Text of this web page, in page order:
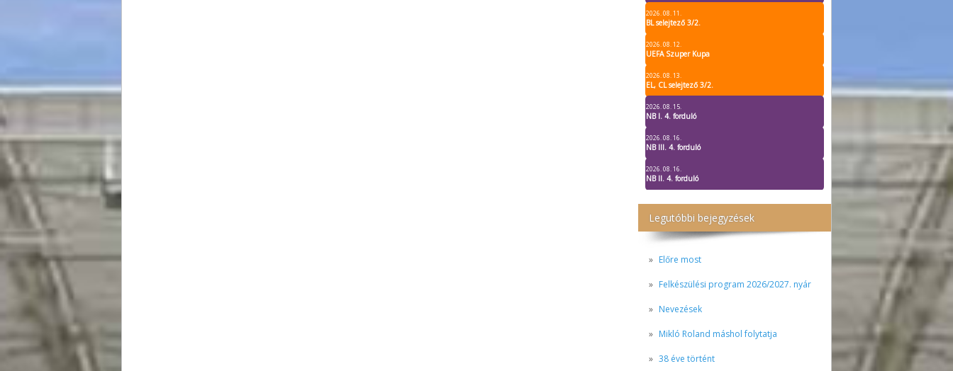
2026. 08. 11.
BL selejtező 3/2.
2026. 08. 12.
UEFA Szuper Kupa
2026. 08. 13.
EL, CL selejtező 3/2.
2026. 08. 15.
NB I. 4. forduló
2026. 08. 16.
NB III. 4. forduló
2026. 08. 16.
NB II. 4. forduló
Legutóbbi bejegyzések
Előre most
Felkészülési program 2026/2027. nyár
Nevezések
Mikló Roland máshol folytatja
38 éve történt